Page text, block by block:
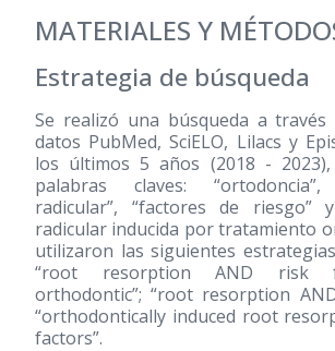
MATERIALES Y
Estrategia de búsqueda
Se realizó una búsqueda a
datos PubMed, SciELO, Lilacs y
los últimos 5 años (2018 - 2023)
palabras claves: “ortodoncia”,
radicular”, “factores de riesgo”
radicular inducida por tratamiento
utilizaron las siguientes
“root resorption AND risk
orthodontic”; “root resorption
“orthodontically induced root
factors”.